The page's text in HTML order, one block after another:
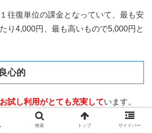
往復単位の課金となっていて、最も安
り4,000円、最も高いもので5,000円と
心的
お試し利用がとても充実しています。
検索 トップ サイドバー